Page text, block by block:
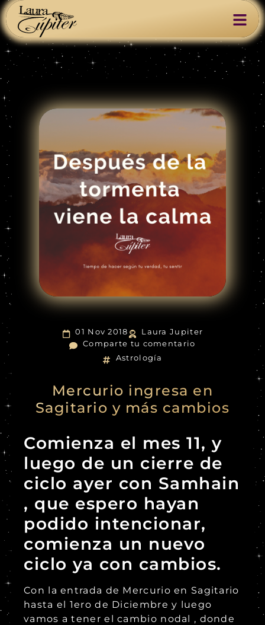
01 Nov 2018
Laura Jupiter
Comparte tu comentario
Astrología
Mercurio ingresa en
Sagitario y más cambios
Comienza el mes 11, y
luego de un cierre de
ciclo ayer con Samhain
, que espero hayan
podido intencionar,
comienza un nuevo
ciclo ya con cambios.
Con la entrada de Mercurio en Sagitario
hasta el 1ero de Diciembre y luego
vamos a tener el cambio nodal , donde